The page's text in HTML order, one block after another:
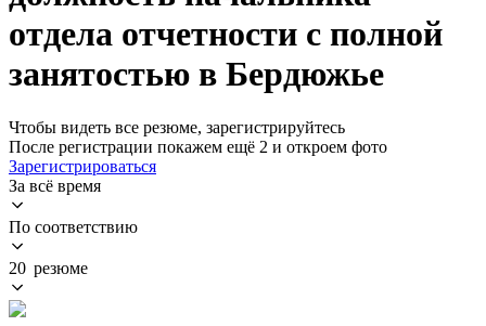
отдела отчетности с полной
занятостью в Бердюжье
Чтобы видеть все резюме, зарегистрируйтесь
После регистрации покажем ещё 2 и откроем фото
Зарегистрироваться
За всё время
По соответствию
20 резюме